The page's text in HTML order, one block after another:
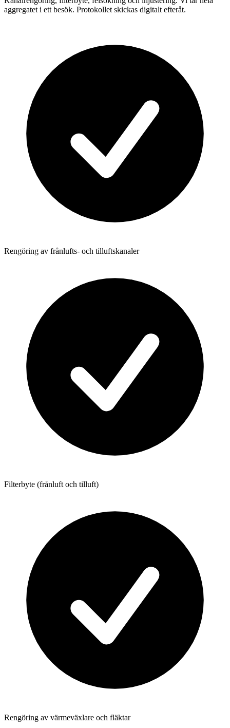
aggregatet i ett besök. Protokollet skickas digitalt efteråt.
Rengöring av frånlufts- och tilluftskanaler
Filterbyte (frånluft och tilluft)
Rengöring av värmeväxlare och fläktar